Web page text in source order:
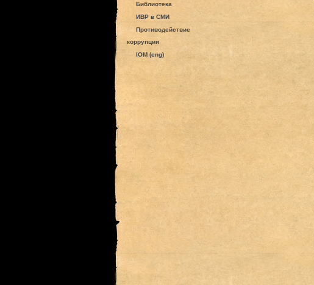
Библиотека
ИВР в СМИ
Противодействие
коррупции
IOM (eng)